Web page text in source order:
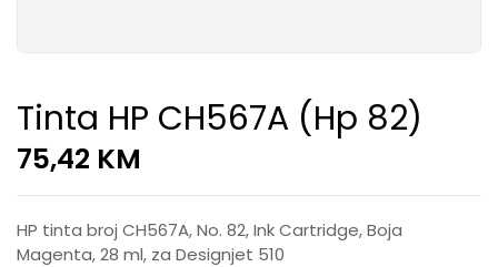
Tinta HP CH567A (hp 82)
75,42 KM
HP tinta broj CH567A, No. 82, Ink Cartridge, Boja
Magenta, 28 ml, za Designjet 510